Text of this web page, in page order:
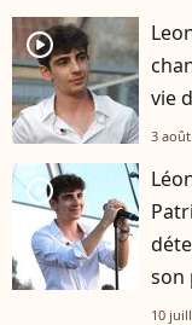
player2
vie
3
player2
son
10